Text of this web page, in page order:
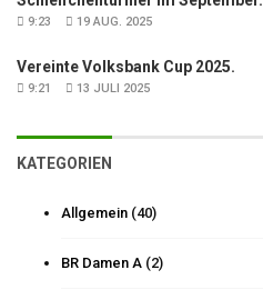
9:23 19 AUG. 2025
Vereinte Volksbank Cup 2025.
9:21 13 JULI 2025
KATEGORIEN
Allgemein (40)
BR Damen A (2)